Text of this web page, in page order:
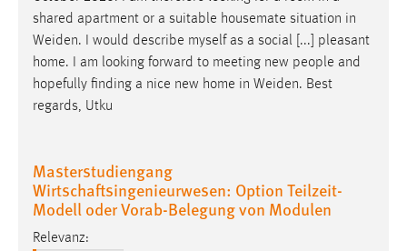
shared apartment or a suitable housemate situation in
Weiden. I would describe myself as a social [...] pleasant
home. I am looking forward to meeting new people and
hopefully finding a nice new home in Weiden. Best
regards, Utku
Masterstudiengang
Wirtschaftsingenieurwesen: Option Teilzeit-
Modell oder Vorab-Belegung von Modulen
Relevanz: